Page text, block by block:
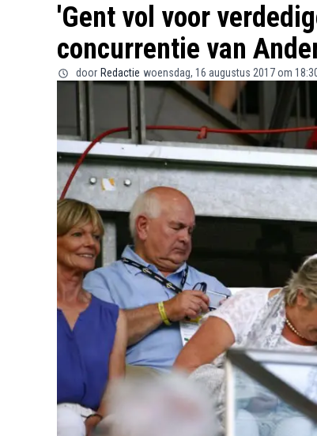
'Gent vol voor
concurrentie van
door Redactie woensdag, 16 augustus 2017 om